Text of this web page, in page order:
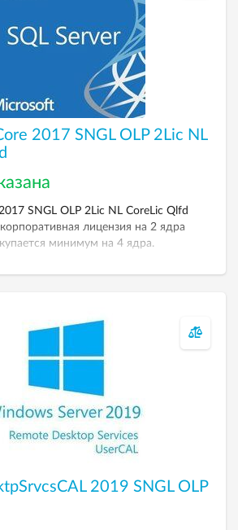
2017 SNGL OLP 2Lic NL
SNGL OLP 2Lic NL CoreLic Qlfd
лицензия на 2 ядра
минимум на 4 ядра.
2019 SNGL OLP